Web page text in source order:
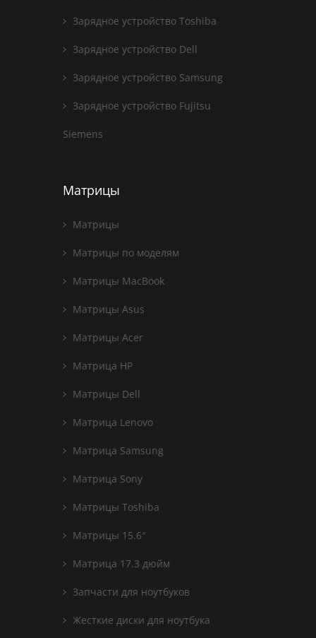
Зарядное устройство Toshiba
Зарядное устройство Dell
Зарядное устройство Samsung
Зарядное устройство Fujitsu
Siemens
Матрицы
Матрицы
Матрицы по моделям
Матрицы MacBook
Матрицы Asus
Матрицы Acer
Матрица HP
Матрицы Dell
Матрица Lenovo
Матрица Samsung
Матрица Sony
Матрицы Toshiba
Матрицы 15.6″
Матрица 17.3 дюйм
Запчасти для ноутбуков
Жесткие диски для ноутбука